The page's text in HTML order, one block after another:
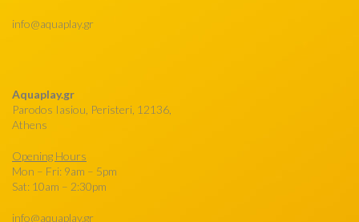
info@aquaplay.gr
Aquaplay.gr
Parodos Iasiou, Peristeri, 12136,
Athens
Opening Hours
Mon – Fri: 9am – 5pm
Sat: 10am – 2:30pm
info@aquaplay.gr